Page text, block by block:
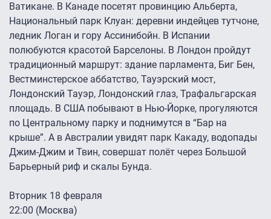
Ватикане. В Канаде посетят провинцию Альберта,
Национальный парк Клуан: деревни индейцев тутчоне,
ледник Логан и гору Ассинибойн. В Испании
полюбуются красотой Барселоны. В Лондон пройдут
традиционный маршрут: здание парламента, Биг Бен,
Вестминстерское аббатство, Тауэрский мост,
Лондонский Тауэр, Лондонский глаз, Трафальгарская
площадь. В США побывают в Нью-Йорке, прогуляются
по Центральному парку и поднимутся в “Бар на
крыше”. А в Австралии увидят парк Какаду, водопады
Джим-Джим и Твин, совершат полёт через Большой
Барьерный риф и скалы Бунда.
Вторник 18 февраля
22:00 (Москва)